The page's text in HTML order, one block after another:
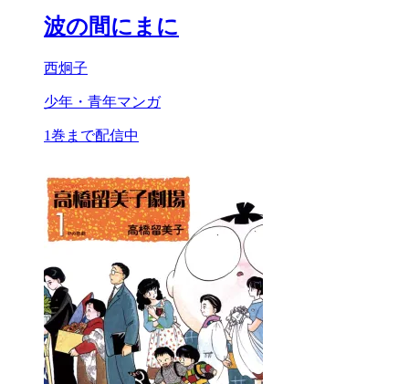
波の間にまに
西炯子
少年・青年マンガ
1巻まで配信中